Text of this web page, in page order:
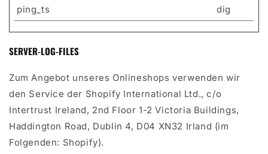
ping_ts
dig
SERVER-LOG-FILES
Zum Angebot unseres Onlineshops verwenden wir
den Service der Shopify International Ltd., c/o
Intertrust Ireland, 2nd Floor 1-2 Victoria Buildings,
Haddington Road, Dublin 4, D04 XN32 Irland (im
Folgenden: Shopify).